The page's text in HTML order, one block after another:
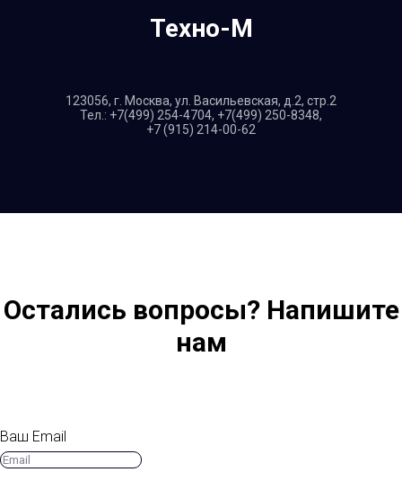
Техно-М
123056, г. Москва, ул. Васильевская, д.2, стр.2
Тел.: +7(499) 254-4704, +7(499) 250-8348,
+7 (915) 214-00-62
Остались вопросы? Напишите
нам
Ваш Email